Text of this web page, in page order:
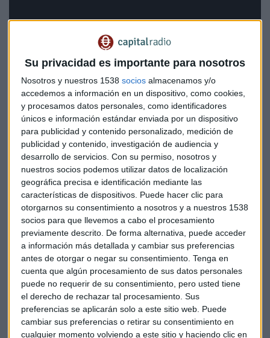
Su privacidad es importante para nosotros
Nosotros y nuestros 1538 socios almacenamos y/o
accedemos a información en un dispositivo, como cookies,
y procesamos datos personales, como identificadores
únicos e información estándar enviada por un dispositivo
para publicidad y contenido personalizado, medición de
publicidad y contenido, investigación de audiencia y
desarrollo de servicios. Con su permiso, nosotros y
nuestros socios podemos utilizar datos de localización
geográfica precisa e identificación mediante las
características de dispositivos. Puede hacer clic para
otorgarnos su consentimiento a nosotros y a nuestros 1538
socios para que llevemos a cabo el procesamiento
previamente descrito. De forma alternativa, puede acceder
a información más detallada y cambiar sus preferencias
antes de otorgar o negar su consentimiento. Tenga en
cuenta que algún procesamiento de sus datos personales
puede no requerir de su consentimiento, pero usted tiene
el derecho de rechazar tal procesamiento. Sus
preferencias se aplicarán solo a este sitio web. Puede
cambiar sus preferencias o retirar su consentimiento en
cualquier momento volviendo a este sitio y haciendo clic en
Divergencias en la amplitud del mercado
Uno de los aspectos más relevantes del análisis se centra en
las diferencias entre el SP500 tradicional y su versión
ponderada por igual. "El SP500 ha seguido haciendo nuevos
máximos. Ahora estamos viendo el equipo ponderado
donde cada acción pesa lo mismo y aquí vemos la
diferencia", explica Galán. Esta divergencia revela que
rally del mercado se ha concentrado en unos pocos
sectores específicos.
El experto identifica que "unos pocos sectores han tirado
mucho del índice, ha habido el sector de semiconductores y
también, bueno, todo lo ligado a la IA". Entre estos sectores
destacados menciona la energía para inteligencia artificial,
centros de datos, fotónica y memoria, que "todo eso ha